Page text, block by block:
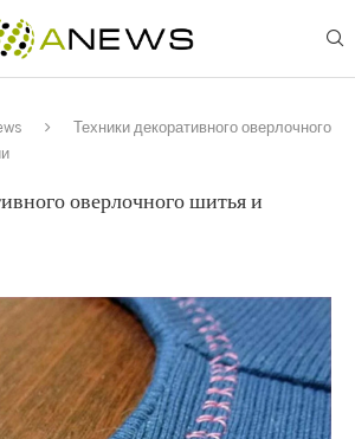
Техники декоративного оверлочного
оверлочного шитья и